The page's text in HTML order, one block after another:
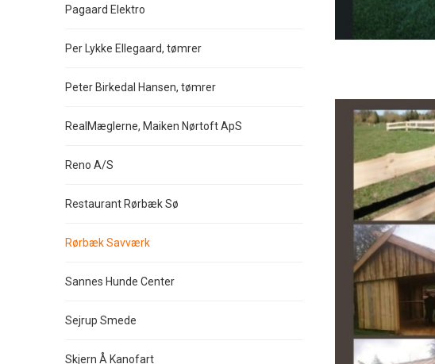
Pagaard Elektro
Per Lykke Ellegaard, tømrer
Peter Birkedal Hansen, tømrer
RealMæglerne, Maiken Nørtoft ApS
Reno A/S
Restaurant Rørbæk Sø
Rørbæk Savværk
Sannes Hunde Center
Sejrup Smede
Skjern Å Kanofart